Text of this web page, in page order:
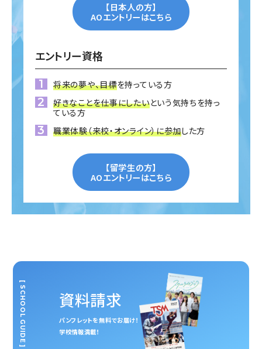
【日本人の方】
AOエントリーはこちら
エントリー資格
将来の夢や、目標を持っている方
好きなことを仕事にしたいという気持ちを持っ
ている方
職業体験（来校・オンライン）に参加した方
【留学生の方】
AOエントリーはこちら
資料請求
パンフレットを無料でお届け！
学校情報満載！
[ SCHOOL GUIDE ]